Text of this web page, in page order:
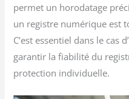
permet un horodatage
un registre numérique est
C’est essentiel dans le cas
garantir la fiabilité du
protection individuelle.